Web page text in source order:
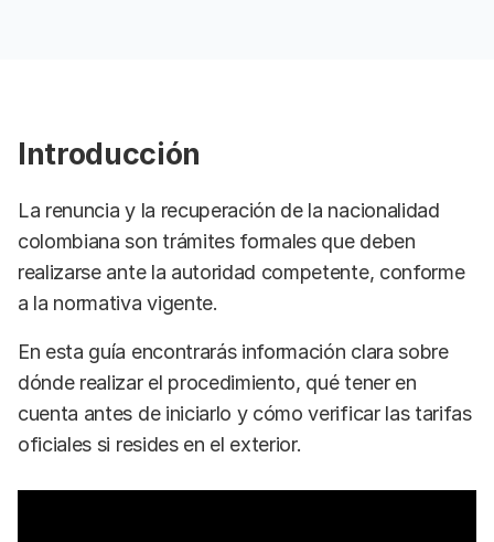
Introducción
La renuncia y la recuperación de la nacionalidad
colombiana son trámites formales que deben
realizarse ante la autoridad competente, conforme
a la normativa vigente.
En esta guía encontrarás información clara sobre
dónde realizar el procedimiento, qué tener en
cuenta antes de iniciarlo y cómo verificar las tarifas
oficiales si resides en el exterior.